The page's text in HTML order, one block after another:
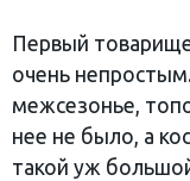
Первый
очень
межсезонье,
нее не было, а
такой уж